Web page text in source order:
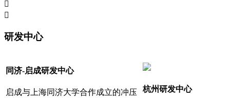


研发中心
同济-启成研发中心
启成与上海同济大学合作成立的冲压
杭州研发中心